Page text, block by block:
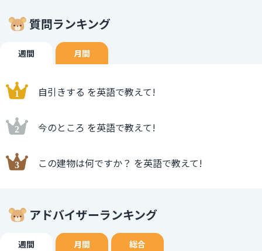
質問ランキング
週間 月間
自引きする を英語で教えて!
今のところ を英語で教えて!
この建物は何ですか？ を英語で教えて!
アドバイザーランキング
週間 月間 総合